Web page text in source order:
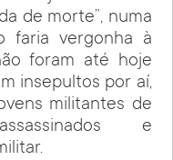
de morte”, numa
faria vergonha à
foram até hoje
insepultos por aí,
militantes de
e